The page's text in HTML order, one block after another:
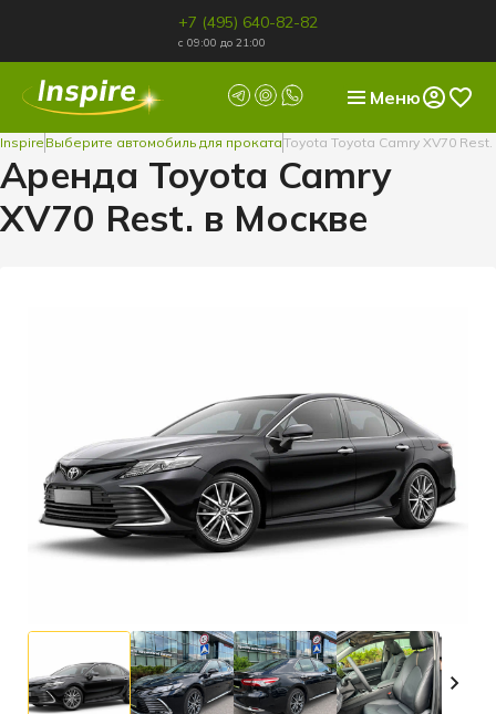
+7 (495) 640-82-82
с 09:00 до 21:00
Меню
Inspire Выберите автомобиль для прокатаToyota Toyota Camry XV70 Rest.
Аренда Toyota Camry
XV70 Rest. в Москве